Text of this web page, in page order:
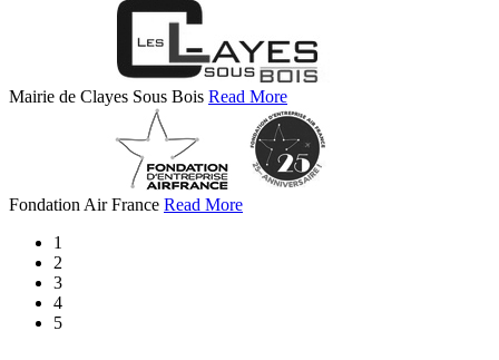
Mairie de Clayes Sous Bois Read More
Fondation Air France Read More
1
2
3
4
5